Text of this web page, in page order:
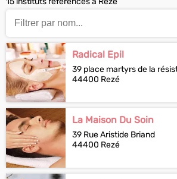
Radical Epil
39 place martyrs de la
44400 Rezé
La Maison Du Soin
39 Rue Aristide Briand
44400 Rezé